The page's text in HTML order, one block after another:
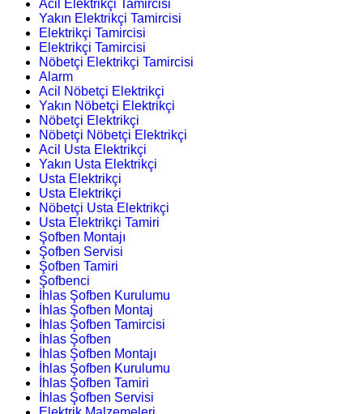
Acil Elektrikçi Tamircisi
Yakın Elektrikçi Tamircisi
Elektrikçi Tamircisi
Elektrikçi Tamircisi
Nöbetçi Elektrikçi Tamircisi
Alarm
Acil Nöbetçi Elektrikçi
Yakın Nöbetçi Elektrikçi
Nöbetçi Elektrikçi
Nöbetçi Nöbetçi Elektrikçi
Acil Usta Elektrikçi
Yakın Usta Elektrikçi
Usta Elektrikçi
Usta Elektrikçi
Nöbetçi Usta Elektrikçi
Usta Elektrikçi Tamiri
Şofben Montajı
Şofben Servisi
Şofben Tamiri
Şofbenci
İhlas Şofben Kurulumu
İhlas Şofben Montaj
İhlas Şofben Tamircisi
İhlas Şofben
İhlas Şofben Montajı
İhlas Şofben Kurulumu
İhlas Şofben Tamiri
İhlas Şofben Servisi